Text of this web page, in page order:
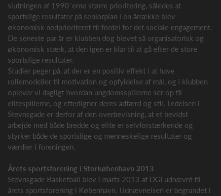
slutningen af 1990´erne større prioritering, således at
sportslige resultater på seniorplan i en årrække blev
økonomisk nedprioriteret til fordel for det sociale engagement.
De seneste par år er klubben dog blevet så organisatorisk og
økonomisk stærk, at den igen er klar til at gå efter de store
sportslige resultater.
Studier peger på, at der er en positiv effekt i at have
rollemodeller til motivation og opfyldelse af mål, og i klubben
oplever vi dagligt hvordan ungdomsspillerne ser op til
elitespillerne, og efterligner deres adfærd og stil. Ledelsen i
Stevnsgade er derfor af den overbevisning, at et bevidst
arbejde med både bredde og elite er selvforstærkende og
styrker både de sportslige og menneskelige resultater og
værdier i foreningen.
Årets sportsforening i Storkøbenhavn 2013
Stevnsgade Basketball blev i marts 2013 af DGI udnævnt til
årets sportsforening i København. Udnævnelsen er begrundet i